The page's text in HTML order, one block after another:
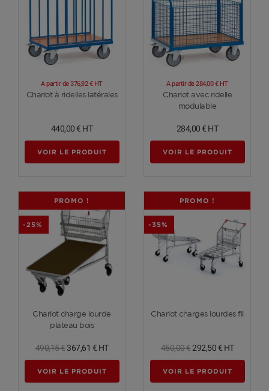
Voir plus
Chariot à ridelles latérales
A partir de376,92 € HT
440,00 € HT
VOIR LE PRODUIT
Voir plus
Chariot avec ridelle
modulable
A partir de284,00 € HT
284,00 € HT
VOIR LE PRODUIT
Voir plus
Chariot charge lourde
plateau bois
490,15 € 367,61 € HT
VOIR LE PRODUIT
PROMO !
-25%
Voir plus
Chariot charges lourdes fil
450,00 €292,50 € HT
VOIR LE PRODUIT
PROMO !
-35%